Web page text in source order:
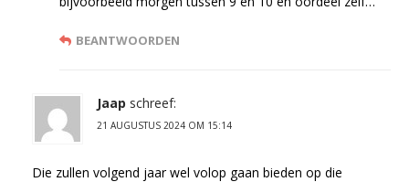
BEANTWOORDEN
Jaap schreef:
21 AUGUSTUS 2024 OM 15:14
Die zullen volgend jaar wel volop gaan bieden op die